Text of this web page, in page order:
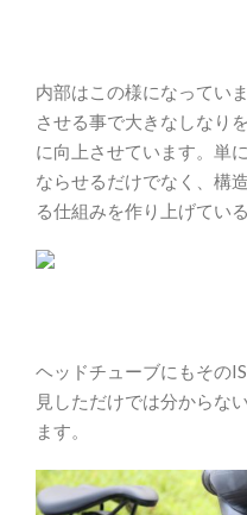
内部はこの様になってい
させる事で大きなしなり
に向上させています。単
ならせるだけでなく、構
る仕組みを作り上げている
ヘッドチューブにもその
見しただけでは分からな
ます。